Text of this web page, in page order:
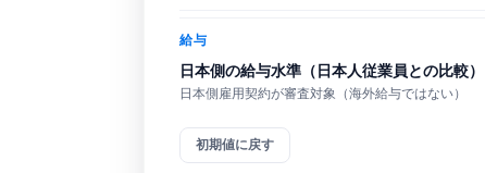
給与
日本側の給与水準（日本人従業員との比較）
日本側雇用契約が審査対象（海外給与ではない）
初期値に戻す